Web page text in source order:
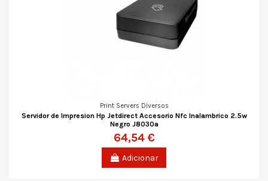
Print Servers Diversos
Servidor de Impresion Hp Jetdirect Accesorio Nfc Inalambrico 2.5w
Negro J8030a
64,54 €
Adicionar